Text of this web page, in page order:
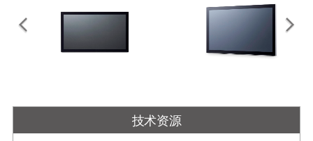
7"/10.1"/12.1"/15"/15.6"/17"/18.5"/
19"/21.5"/23.8"/27"/32"/43" 开放框
工业一体机触摸电脑搭载第 7 代英特
尔® Core™ 处理器
技术资源